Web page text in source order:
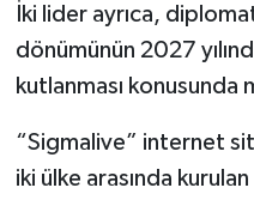
İki lider ayrıca,
dönümünün 2027
kutlanması konusunda
“Sigmalive” internet
iki ülke arasında